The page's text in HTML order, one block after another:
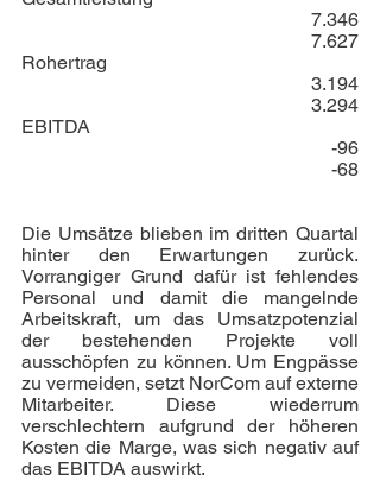
7.346
7.627
Rohertrag
3.194
3.294
EBITDA
-96
-68
Die Umsätze blieben im dritten Quartal
hinter den Erwartungen zurück.
Vorrangiger Grund dafür ist fehlendes
Personal und damit die mangelnde
Arbeitskraft, um das Umsatzpotenzial
der bestehenden Projekte voll
ausschöpfen zu können. Um Engpässe
zu vermeiden, setzt NorCom auf externe
Mitarbeiter. Diese wiederrum
verschlechtern aufgrund der höheren
Kosten die Marge, was sich negativ auf
das EBITDA auswirkt.